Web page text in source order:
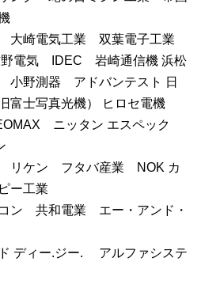
大崎電気工業 双葉電子工業
電気 IDEC 岩崎通信機 浜松
野測器 アドバンテスト 日
富士写真光機） ヒロセ電機
ニッタン エスペック
リケン フタバ産業 NOK カ
ー工業
ン 共和電業 エー・アンド・
ド ディー.ジー. アルファシステ